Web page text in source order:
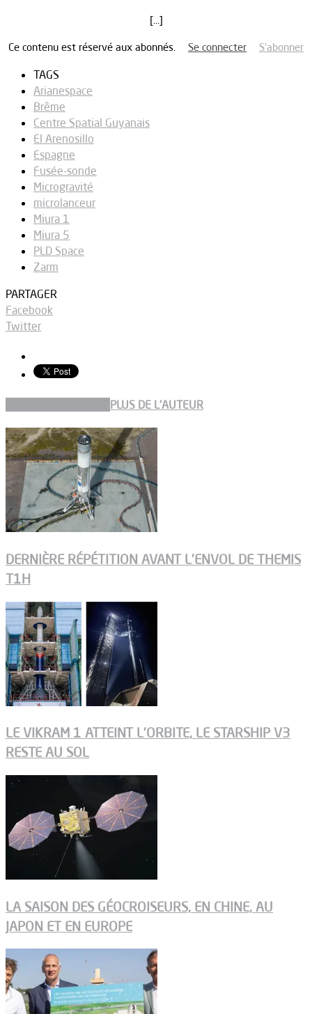
[…]
Ce contenu est réservé aux abonnés. Se connecter S’abonner
TAGS
Arianespace
Brême
Centre Spatial Guyanais
El Arenosillo
Espagne
Fusée-sonde
Microgravité
microlanceur
Miura 1
Miura 5
PLD Space
Zarm
PARTAGER
Facebook
Twitter
PLUS DE L'AUTEUR
DERNIÈRE RÉPÉTITION AVANT L’ENVOL DE THEMIS
T1H
LE VIKRAM 1 ATTEINT L’ORBITE, LE STARSHIP V3
RESTE AU SOL
LA SAISON DES GÉOCROISEURS, EN CHINE, AU
JAPON ET EN EUROPE